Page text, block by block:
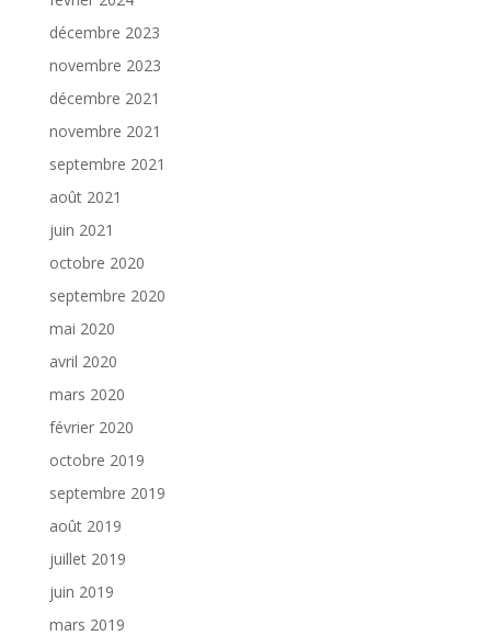
décembre 2023
novembre 2023
décembre 2021
novembre 2021
septembre 2021
août 2021
juin 2021
octobre 2020
septembre 2020
mai 2020
avril 2020
mars 2020
février 2020
octobre 2019
septembre 2019
août 2019
juillet 2019
juin 2019
mars 2019